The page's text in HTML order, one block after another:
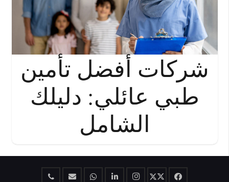
شركات أفضل تأمين
طبي عائلي: دليلك
الشامل